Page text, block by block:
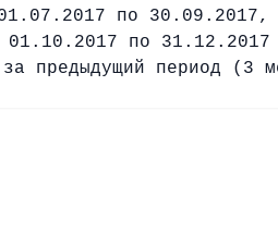
по 30.09.2017,
01.10.2017 по 31.12.2017
за предыдущий период (3